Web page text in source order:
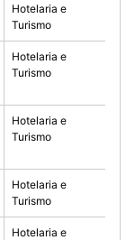
Hotelaria e
Turismo
Hotelaria e
Turismo
Hotelaria e
Turismo
Hotelaria e
Turismo
Hotelaria e